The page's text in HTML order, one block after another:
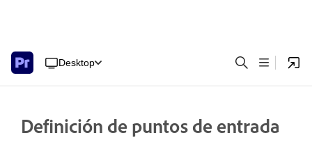
Desktop
Definición de puntos de entrada